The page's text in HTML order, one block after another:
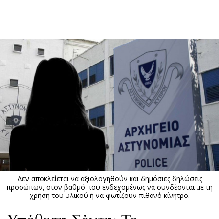
ΚΑΤΗΓΟΡΙΕΣ ΣΥΝΔΕΣΗ
Κύπρος
Παιδεία
Υγεία
Πολιτική
Εκλογές 2024
Προεδρικές 2023
Δημοσκοπήσεις
Διπλωματία
Απόψεις
Αρθρογραφία
The Hill
Υγεία
Αγγελίες
Ενοικιάζονται
Πωλούνται
Ζητούν εργασία
Θέσεις εργασίας
Δεν αποκλείεται να αξιολογηθούν και δημόσιες δηλώσεις
προσώπων, στον βαθμό που ενδεχομένως να συνδέονται με τη
χρήση του υλικού ή να φωτίζουν πιθανό κίνητρο.